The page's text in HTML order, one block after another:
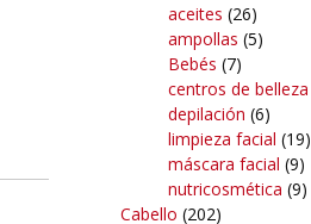
aceites (26)
ampollas (5)
Bebés (7)
centros de belleza
depilación (6)
limpieza facial (19)
máscara facial (9)
nutricosmética (9)
Cabello (202)